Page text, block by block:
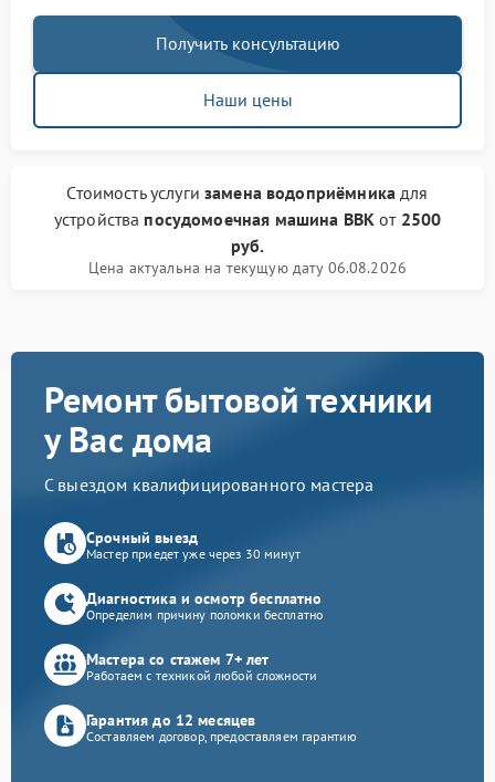
Получить консультацию
Наши цены
Стоимость услуги замена водоприёмникадля
устройства посудомоечная машина BBK от 2500
руб.
Цена актуальна на текущую дату 06.08.2026
Ремонт бытовой техники
у Вас дома
С выездом квалифицированного мастера
Срочный выезд
Мастер приедет уже через 30 минут
Диагностика и осмотр бесплатно
Определим причину поломки бесплатно
Мастера со стажем 7+ лет
Работаем с техникой любой сложности
Гарантия до 12 месяцев
Составляем договор, предоставляем гарантию